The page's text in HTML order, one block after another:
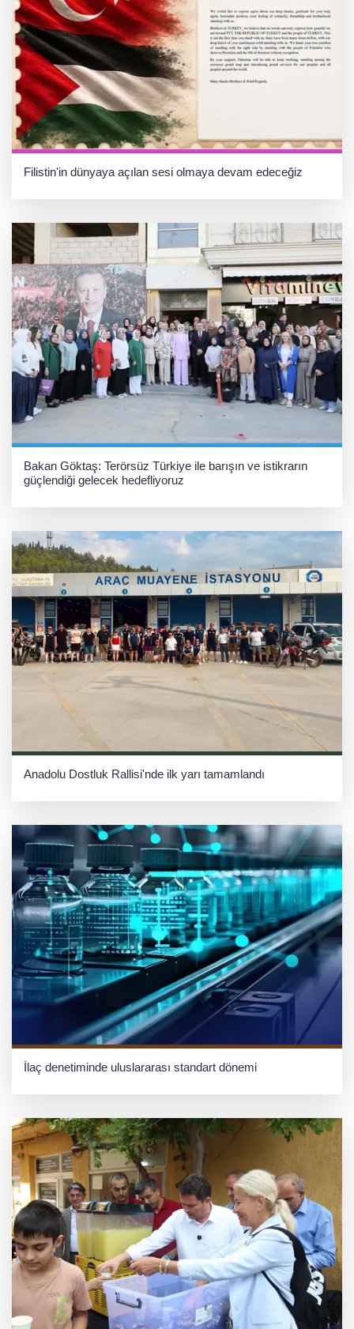
Filistin'in dünyaya açılan sesi olmaya devam edeceğiz
Bakan Göktaş: Terörsüz Türkiye ile barışın ve istikrarın
güçlendiği gelecek hedefliyoruz
Anadolu Dostluk Rallisi'nde ilk yarı tamamlandı
İlaç denetiminde uluslararası standart dönemi